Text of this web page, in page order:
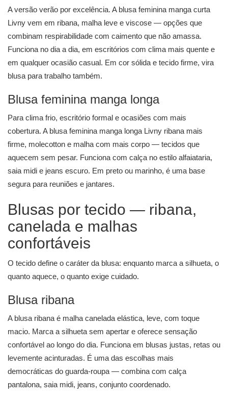
A versão verão por excelência. A blusa feminina manga curta
Livny vem em ribana, malha leve e viscose — opções que
combinam respirabilidade com caimento que não amassa.
Funciona no dia a dia, em escritórios com clima mais quente e
em qualquer ocasião casual. Em cor sólida e tecido firme, vira
blusa para trabalho também.
Blusa feminina manga longa
Para clima frio, escritório formal e ocasiões com mais
cobertura. A blusa feminina manga longa Livny ribana mais
firme, molecotton e malha com mais corpo — tecidos que
aquecem sem pesar. Funciona com calça no estilo alfaiataria,
saia midi e jeans escuro. Em preto ou marinho, é uma base
segura para reuniões e jantares.
Blusas por tecido — ribana,
canelada e malhas
confortáveis
O tecido define o caráter da blusa: enquanto marca a silhueta, o
quanto aquece, o quanto exige cuidado.
Blusa ribana
A blusa ribana é malha canelada elástica, leve, com toque
macio. Marca a silhueta sem apertar e oferece sensação
confortável ao longo do dia. Funciona em blusas justas, retas ou
levemente acinturadas. É uma das escolhas mais
democráticas do guarda-roupa — combina com calça
pantalona, saia midi, jeans, conjunto coordenado.